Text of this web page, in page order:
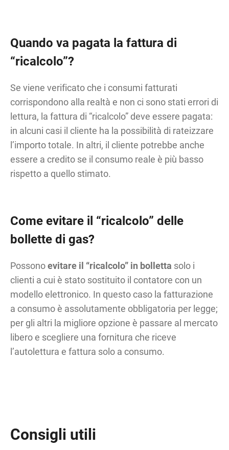
Quando va pagata la fattura di
“ricalcolo”?
Se viene verificato che i consumi fatturati
corrispondono alla realtà e non ci sono stati errori di
lettura, la fattura di “ricalcolo” deve essere pagata:
in alcuni casi il cliente ha la possibilità di rateizzare
l’importo totale. In altri, il cliente potrebbe anche
essere a credito se il consumo reale è più basso
rispetto a quello stimato.
Come evitare il “ricalcolo” delle
bollette di gas?
Possonoevitare il “ricalcolo” in bolletta solo i
clienti a cui è stato sostituito il contatore con un
modello elettronico. In questo caso la fatturazione
a consumo è assolutamente obbligatoria per legge;
per gli altri la migliore opzione è passare al mercato
libero e scegliere una fornitura che riceve
l’autolettura e fattura solo a consumo.
Consigli utili